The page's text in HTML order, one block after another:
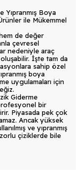
Yıpranmış Boya
ile Mükemmel
de değer
çevresel
nedeniyle araç
İşte tam da
sahip özel
boya
uygulamaları için
Giderme
bir
Piyasada pek çok
Ancak yüksek
ve yıpranmış
çiziklerde bile